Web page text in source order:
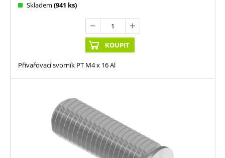
Skladem (941 ks)
KOUPIT
Přivařovací svorník PT M4 x 16 Al